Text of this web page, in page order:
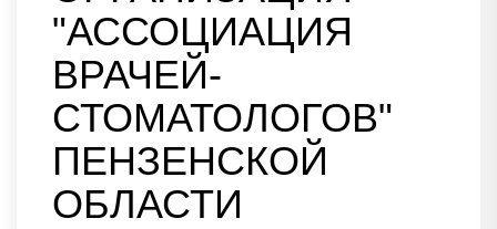
"АССОЦИАЦИЯ
ВРАЧЕЙ-
СТОМАТОЛОГОВ"
ПЕНЗЕНСКОЙ
ОБЛАСТИ